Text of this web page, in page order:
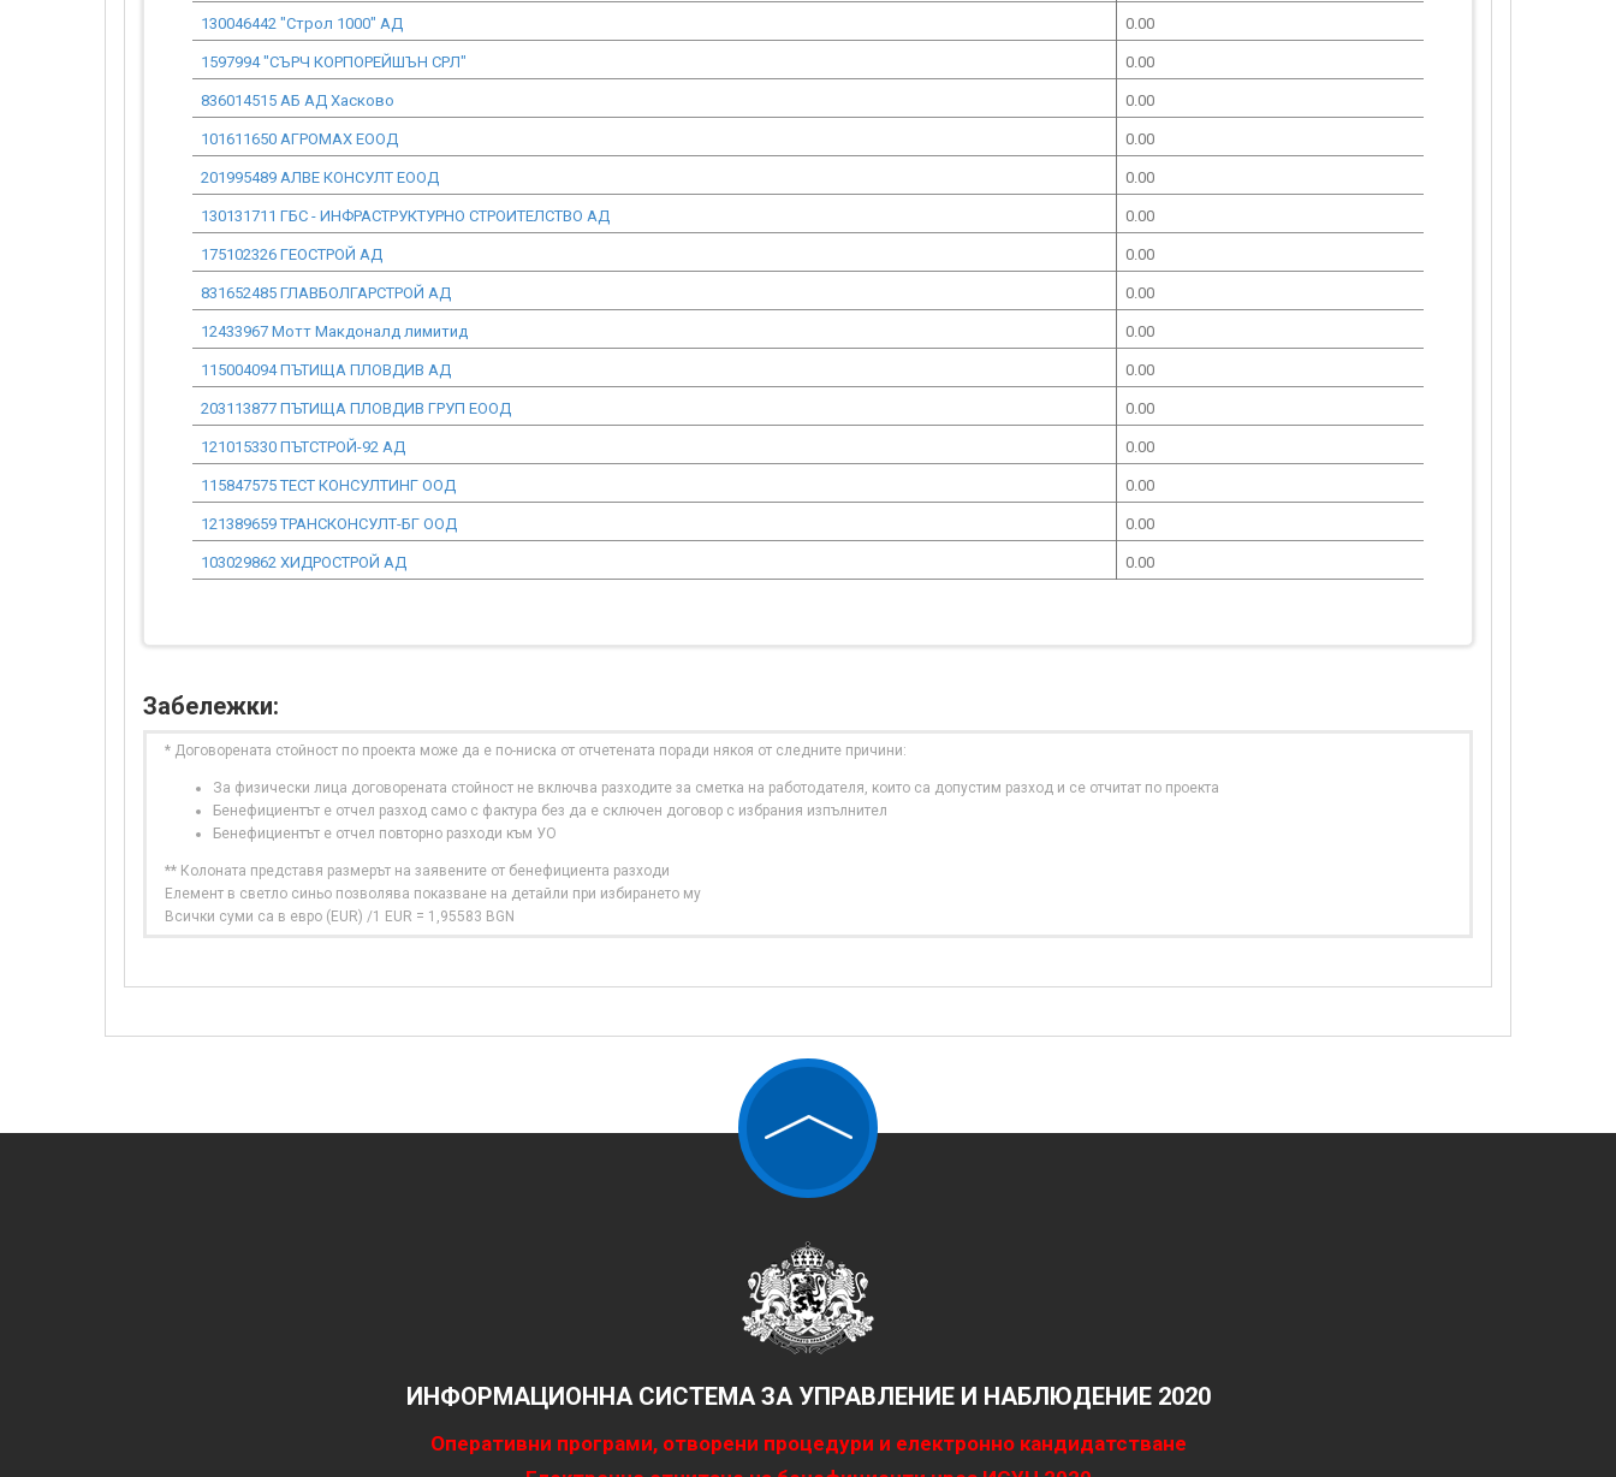
130046442 "Строл 1000" АД 0.00
1597994 "СЪРЧ КОРПОРЕЙШЪН СРЛ" 0.00
836014515 АБ АД Хасково 0.00
101611650 АГРОМАХ ЕООД 0.00
201995489 АЛВЕ КОНСУЛТ ЕООД 0.00
130131711 ГБС - ИНФРАСТРУКТУРНО СТРОИТЕЛСТВО АД 0.00
175102326 ГЕОСТРОЙ АД 0.00
831652485 ГЛАВБОЛГАРСТРОЙ АД 0.00
12433967 Мотт Макдоналд лимитид 0.00
115004094 ПЪТИЩА ПЛОВДИВ АД 0.00
203113877 ПЪТИЩА ПЛОВДИВ ГРУП ЕООД 0.00
121015330 ПЪТСТРОЙ-92 АД 0.00
115847575 ТЕСТ КОНСУЛТИНГ ООД 0.00
121389659 ТРАНСКОНСУЛТ-БГ ООД 0.00
103029862 ХИДРОСТРОЙ АД 0.00
Забележки:
* Договорената стойност по проекта може да е по-ниска от отчетената поради някоя от следните причини:
За физически лица договорената стойност не включва разходите за сметка на работодателя, които са допустим разход и се отчитат по проекта
Бенефициентът е отчел разход само с фактура без да е сключен договор с избрания изпълнител
Бенефициентът е отчел повторно разходи към УО
** Колоната представя размерът на заявените от бенефициента разходи
Елемент в светло синьо позволява показване на детайли при избирането му
Всички суми са в евро (EUR) /1 EUR = 1,95583 BGN
ИНФОРМАЦИОННА СИСТЕМА ЗА УПРАВЛЕНИЕ И НАБЛЮДЕНИЕ 2020
Оперативни програми, отворени процедури и електронно кандидатстване